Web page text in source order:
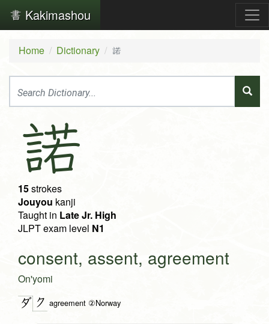
Kakimashou
Home Dictionary 諾
諾
15strokes
Jouyou kanji
Taught in Late Jr. High
JLPT exam level N1
consent, assent, agreement
On'yomi
ダ ク agreement ②Norway